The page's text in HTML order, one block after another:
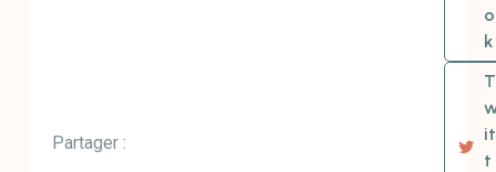
Partager :
o
k
T
it
t